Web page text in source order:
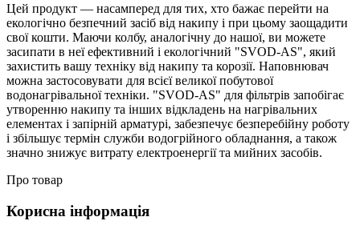
Цей продукт — насамперед для тих, хто бажає перейти на
екологічно безпечний засіб від накипу і при цьому заощадити
свої кошти. Маючи колбу, аналогічну до нашої, ви можете
засипати в неї ефективний і екологічний "SVOD-AS", який
захистить вашу техніку від накипу та корозії. Наповнювач
можна застосовувати для всієї великої побутової
водонагрівальної техніки. "SVOD-AS" для фільтрів запобігає
утворенню накипу та інших відкладень на нагрівальних
елементах і запірній арматурі, забезпечує безперебійну роботу
і збільшує термін служби водогрійного обладнання, а також
значно знижує витрату електроенергії та мийних засобів.
Про товар
Корисна інформація